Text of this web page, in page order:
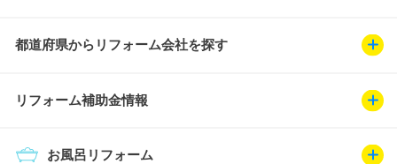
都道府県からリフォーム会社を探す
リフォーム補助金情報
お風呂リフォーム